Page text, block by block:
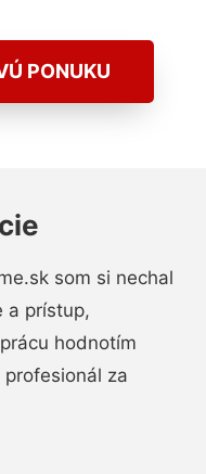
PONUKU
som si nechal
a prístup,
hodnotím
za